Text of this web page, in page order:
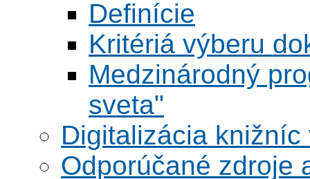
Definície
Kritériá výberu
Medzinárodný
sveta"
Digitalizácia knižníc
Odporúčané zdroje